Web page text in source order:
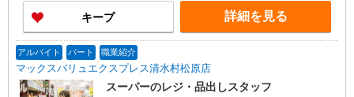
町口（約12分）,入江岡（静岡鉄道）（約21分）
キープ 詳細を見る
アルバイト パート 職業紹介
マックスバリュエクスプレス清水村松原店
スーパーのレジ・品出しスタッフ